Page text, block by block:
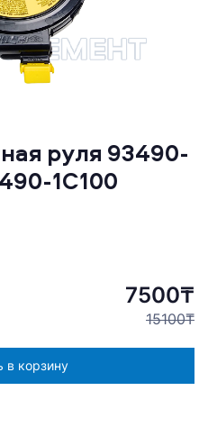
руля 93490-
1C100
7500₸
15100₸
в корзину